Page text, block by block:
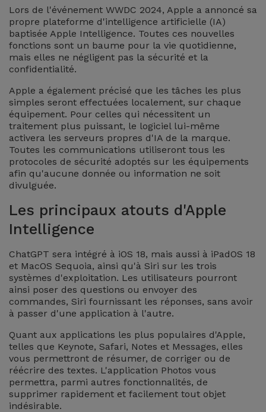
Samsung
Xiaomi
Huawei
Oppo
OnePlus
Google
TCL
Autres
Marques
Voir
Samsungs
Reconditionnés
iMacs
Reconditionnés
Consoles de
Jeux
Reconditionnées
Voir
Coques et
Protections
d'Écran
Externes
Chargeurs
Ecouteurs
et
Enceintes
Montres
Connectées
et
Bracelets
Chaînes
de
Gadgets
Hygiène
et
Lors de l'événement WWDC 2024, Apple a annoncé sa
propre plateforme d'intelligence artificielle (IA)
baptisée Apple Intelligence. Toutes ces nouvelles
fonctions sont un baume pour la vie quotidienne,
mais elles ne négligent pas la sécurité et la
confidentialité.
Apple a également précisé que les tâches les plus
simples seront effectuées localement, sur chaque
équipement. Pour celles qui nécessitent un
traitement plus puissant, le logiciel lui-même
activera les serveurs propres d'IA de la marque.
Toutes les communications utiliseront tous les
protocoles de sécurité adoptés sur les équipements
afin qu'aucune donnée ou information ne soit
divulguée.
Les principaux atouts d'Apple
Intelligence
ChatGPT sera intégré à iOS 18, mais aussi à iPadOS 18
et MacOS Sequoia, ainsi qu'à Siri sur les trois
systèmes d'exploitation. Les utilisateurs pourront
ainsi poser des questions ou envoyer des
commandes, Siri fournissant les réponses, sans avoir
à passer d'une application à l'autre.
Quant aux applications les plus populaires d'Apple,
telles que Keynote, Safari, Notes et Messages, elles
vous permettront de résumer, de corriger ou de
réécrire des textes. L'application Photos vous
permettra, parmi autres fonctionnalités, de
supprimer rapidement et facilement tout objet
indésirable.